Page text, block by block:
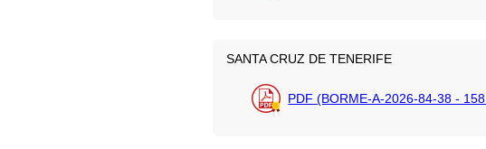
SANTA CRUZ DE TENERIFE
PDF (BORME-A-2026-84-38 - 158